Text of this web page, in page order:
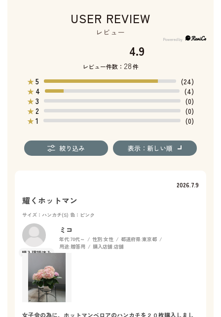
USER REVIEW
レビュー
4.9
レビュー件数： 28件
★5
(24)
★ 4
(4)
★3
(0)
★2
(0)
★1 (0)
絞り込み 表示：新しい順
2026.7.9
耀くホットマン
サイズ：ハンカチ(S) 色：ピンク
ミコ
年代:70代～ 性別:女性 都道府県:東京都
用途:贈答用 購入店舗:店舗
女子会の為に、ホットマンベロアのハンカチを２０枚購入しまし